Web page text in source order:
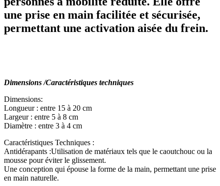
une prise en main facilitée et sécurisée,
permettant une activation aisée du frein.
Dimensions /Caractéristiques techniques
Dimensions:
Longueur : entre 15 à 20 cm
Largeur : entre 5 à 8 cm
Diamètre : entre 3 à 4 cm
Caractéristiques Techniques :
Antidérapants :Utilisation de matériaux tels que le caoutchouc ou la
mousse pour éviter le glissement.
Une conception qui épouse la forme de la main, permettant une prise
en main naturelle.